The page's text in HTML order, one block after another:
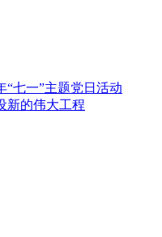
七一”主题党日活动
新的伟大工程